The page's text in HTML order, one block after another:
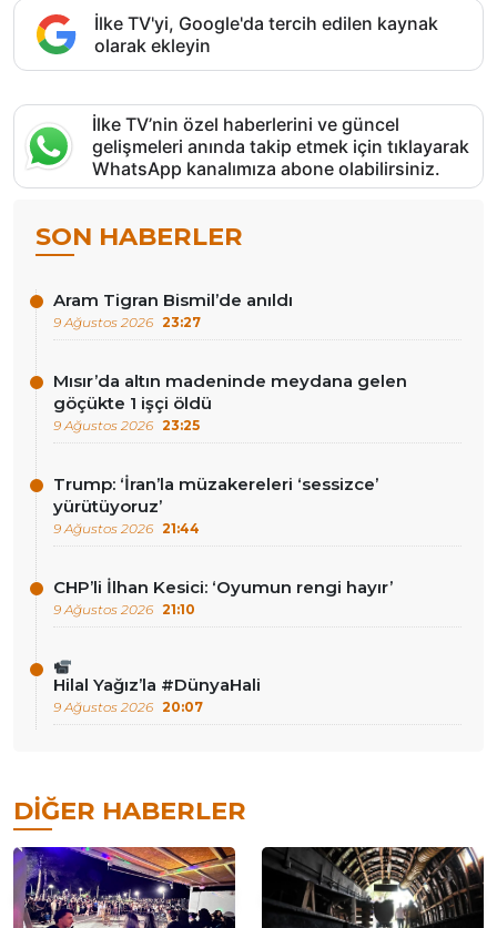
İlke TV'yi, Google'da tercih edilen kaynak
olarak ekleyin
İlke TV’nin özel haberlerini ve güncel
gelişmeleri anında takip etmek için tıklayarak
WhatsApp kanalımıza abone olabilirsiniz.
SON HABERLER
Aram Tigran Bismil’de anıldı
9 Ağustos 2026 23:27
Mısır’da altın madeninde meydana gelen
göçükte 1 işçi öldü
9 Ağustos 2026 23:25
Trump: ‘İran’la müzakereleri ‘sessizce’
yürütüyoruz’
9 Ağustos 2026 21:44
CHP’li İlhan Kesici: ‘Oyumun rengi hayır’
9 Ağustos 2026 21:10
Hilal Yağız’la #DünyaHali
9 Ağustos 2026 20:07
DIĞER HABERLER